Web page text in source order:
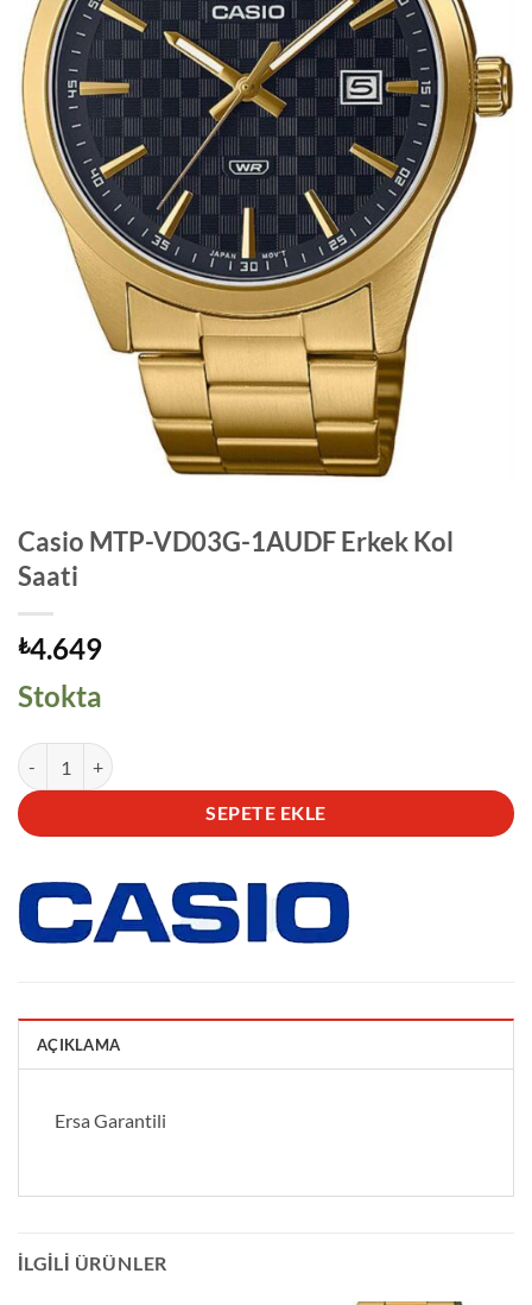
Casio MTP-VD03G-1AUDF Erkek Kol
Saati
₺4.649
Stokta
Casio MTP-VD03G-1AUDF Erkek Kol Saati adet
SEPETE EKLE
AÇIKLAMA
Ersa Garantili
İLGILI ÜRÜNLER